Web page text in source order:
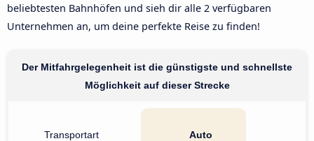
beliebtesten Bahnhöfen und sieh dir alle 2 verfügbaren
Unternehmen an, um deine perfekte Reise zu finden!
Der Mitfahrgelegenheit ist die günstigste und schnellste
Möglichkeit auf dieser Strecke
Transportart Auto